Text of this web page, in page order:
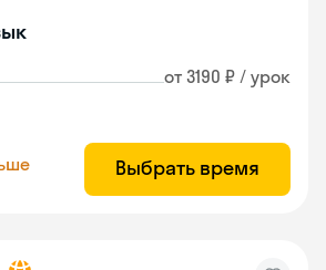
от 3190 ₽ / урок
Выбрать время